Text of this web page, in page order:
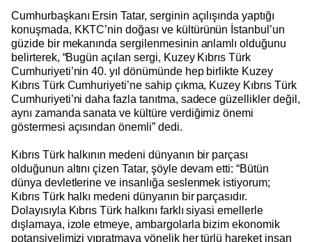
Cumhurbaşkanı Ersin Tatar, serginin açılışında yaptığı
konuşmada, KKTC’nin doğası ve kültürünün İstanbul’un
güzide bir mekanında sergilenmesinin anlamlı olduğunu
belirterek, “Bugün açılan sergi, Kuzey Kıbrıs Türk
Cumhuriyeti’nin 40. yıl dönümünde hep birlikte Kuzey
Kıbrıs Türk Cumhuriyeti’ne sahip çıkma, Kuzey Kıbrıs Türk
Cumhuriyeti’ni daha fazla tanıtma, sadece güzellikler değil,
aynı zamanda sanata ve kültüre verdiğimiz önemi
göstermesi açısından önemli” dedi.
Kıbrıs Türk halkının medeni dünyanın bir parçası
olduğunun altını çizen Tatar, şöyle devam etti: “Bütün
dünya devletlerine ve insanlığa seslenmek istiyorum;
Kıbrıs Türk halkı medeni dünyanın bir parçasıdır.
Dolayısıyla Kıbrıs Türk halkını farklı siyasi emellerle
dışlamaya, izole etmeye, ambargolarla bizim ekonomik
potansiyelimizi yıpratmaya yönelik her türlü hareket insan